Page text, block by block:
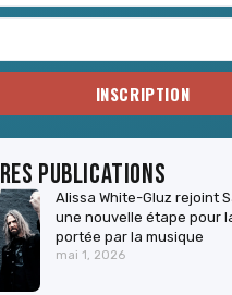
INSCRIPTION
publications
Alissa White-Gluz rejoint
une nouvelle étape pour
portée par la musique
mai 1, 2026